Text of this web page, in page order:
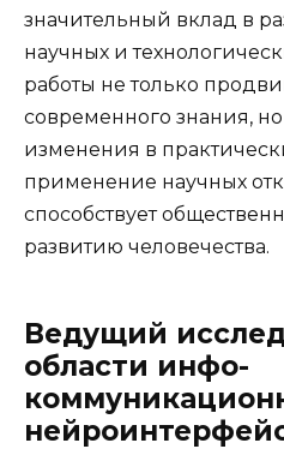
значительный вклад в
научных и
работы не только
современного знания,
изменения в
применение научных
способствует
развитию человечества.
Ведущий
области инфо-